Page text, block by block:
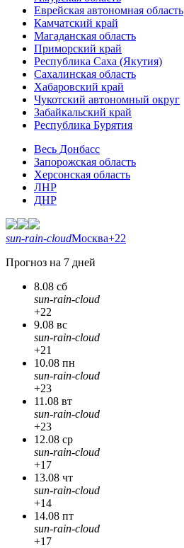
Еврейская автономная область
Камчатский край
Магаданская область
Приморский край
Республика Саха (Якутия)
Сахалинская область
Хабаровский край
Чукотский автономный округ
Забайкальский край
Республика Бурятия
Весь Донбасс
Запорожская область
Херсонская область
ЛНР
ДНР
sun-rain-cloudМосква+22
Прогноз на 7 дней
8.08 сб
sun-rain-cloud
+22
9.08 вс
sun-rain-cloud
+21
10.08 пн
sun-rain-cloud
+23
11.08 вт
sun-rain-cloud
+23
12.08 ср
sun-rain-cloud
+17
13.08 чт
sun-rain-cloud
+14
14.08 пт
sun-rain-cloud
+17